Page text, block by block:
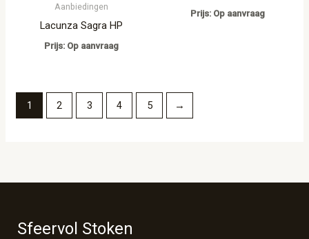
Aanbiedingen
Lacunza Sagra HP
Prijs: Op aanvraag
Prijs: Op aanvraag
1 2 3 4 5 →
Sfeervol Stoken